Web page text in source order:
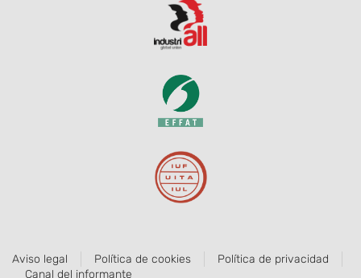
Aviso legal Política de cookies
Política de privacidad
Canal del informante